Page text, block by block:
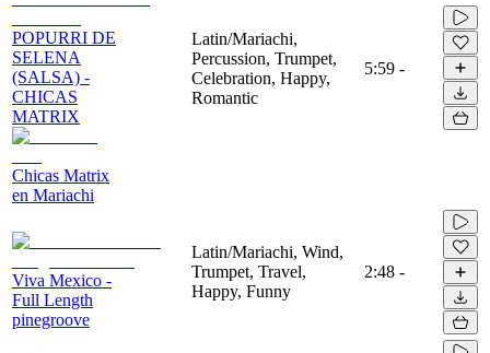
POPURRI DE
SELENA
(SALSA) -
CHICAS
MATRIX
Chicas Matrix
en Mariachi
Latin/Mariachi,
Percussion, Trumpet,
Celebration, Happy,
Romantic
5:59 -
Viva Mexico -
Full Length
pinegroove
Latin/Mariachi, Wind,
Trumpet, Travel,
Happy, Funny
2:48 -